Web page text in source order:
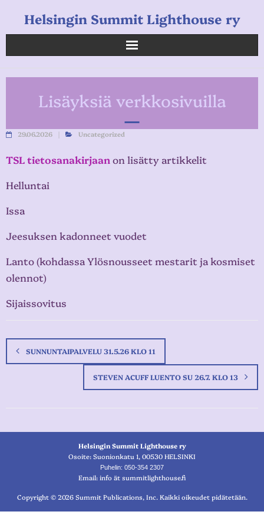
Helsingin Summit Lighthouse ry
Opetukset
Verkkokauppa
Uutiset
Linkkejä
Lisäyksiä verkkosivuilla
29.06.2026 Uncategorized
TSL tietosanakirjaan on lisätty artikkelit
Helluntai
Issa
Jeesuksen kadonneet vuodet
Lanto (kohdassa Ylösnousseet mestarit ja kosmiset
olennot)
Sijaissovitus
SUNNUNTAIPALVELU 31.5.26 KLO 11
STEVEN ACUFF LUENTO SU 26.7. KLO 13
Helsingin Summit Lighthouse ry
Osoite: Suonionkatu 1, 00530 HELSINKI
Puhelin: 050-354 2307
Email: info ät summitlighthouse.fi
Copyright © 2026 Summit Publications, Inc. Kaikki oikeudet pidätetään.